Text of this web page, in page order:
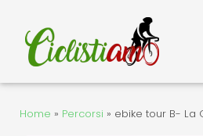
contenuto
Home » Percorsi » ebike tour B- La